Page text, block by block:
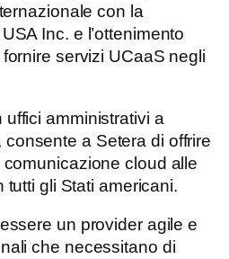
con la
Inc. e l’ottenimento
servizi UCaaS negli
amministrativi a
a Setera di offrire
cloud alle
gli Stati americani.
un provider agile e
che necessitano di